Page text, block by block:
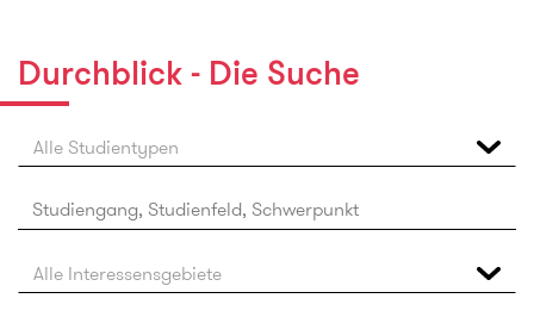
Durchblick - Die Suche
Alle Studientypen
Alle Interessensgebiete